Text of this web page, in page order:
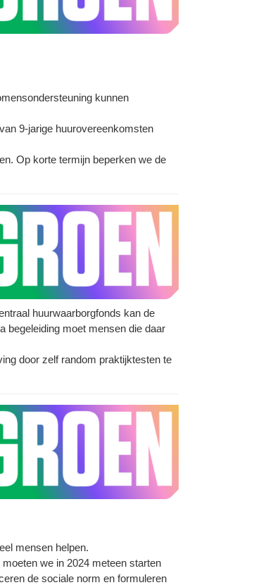
kunnen
9-jarige huurovereenkomsten
Op korte termijn beperken we de
huurwaarborgfonds kan de
begeleiding moet mensen die daar
door zelf random praktijktesten te
mensen helpen.
we in 2024 meteen starten
de sociale norm en formuleren